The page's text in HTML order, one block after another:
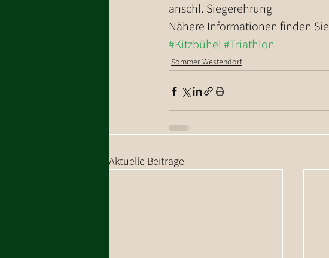
anschl. Siegerehrung
Nähere Informationen finden Sie
#Kitzbühel#Triathlon
Sommer Westendorf
Aktuelle Beiträge